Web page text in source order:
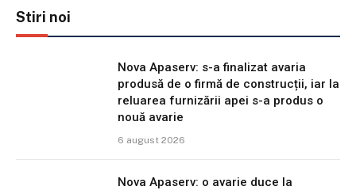
Stiri noi
Nova Apaserv: s-a finalizat avaria
produsă de o firmă de construcții, iar la
reluarea furnizării apei s-a produs o
nouă avarie
6 august 2026
Nova Apaserv: o avarie duce la